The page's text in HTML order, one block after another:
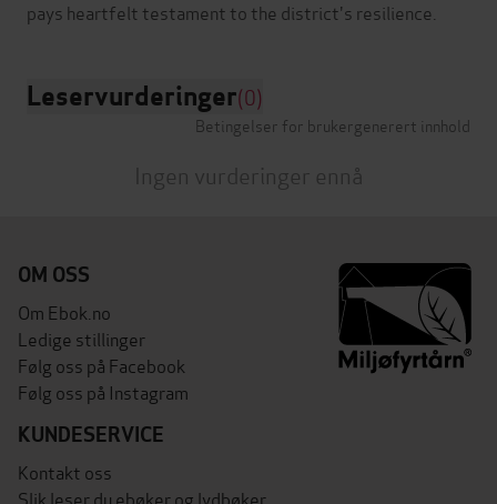
Leservurderinger(0)
Betingelser for brukergenerert innhold
Ingen vurderinger ennå
OM OSS
Om Ebok.no
Ledige stillinger
Følg oss på Facebook
Følg oss på Instagram
KUNDESERVICE
Kontakt oss
Slik leser du ebøker og lydbøker